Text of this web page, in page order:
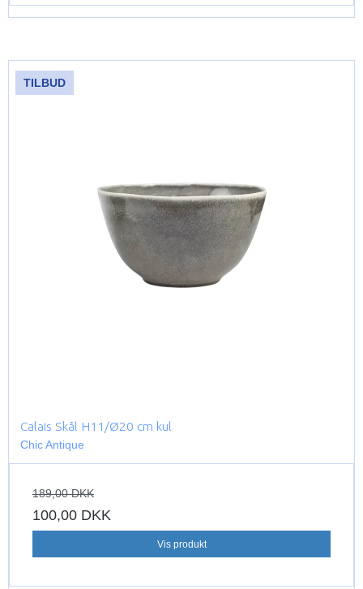
TILBUD
Calais Skål H11/Ø20 cm kul
Chic Antique
189,00 DKK
100,00 DKK
Vis produkt